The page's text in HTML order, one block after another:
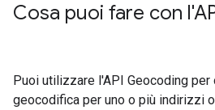
Cosa puoi fare con
Puoi utilizzare l'API Geocoding
geocodifica per uno o più indirizzi